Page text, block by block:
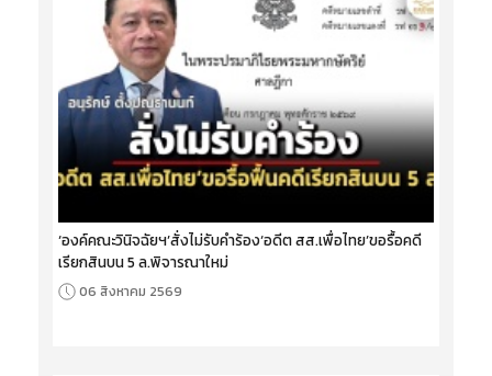
‘องค์คณะวินิจฉัยฯ’สั่งไม่รับคำร้อง‘อดีต สส.เพื่อไทย’ขอรื้อคดี
เรียกสินบน 5 ล.พิจารณาใหม่
06 สิงหาคม 2569